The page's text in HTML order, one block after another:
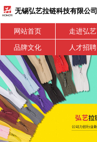
无锡弘艺拉链科技有限公司
网站首页 走进弘艺
品牌文化 人才招聘